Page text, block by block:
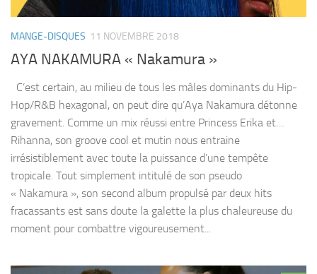
MANGE-DISQUES 11 NOVEMBRE 2018
AYA NAKAMURA « Nakamura »
C’est certain, au milieu de tous les mâles dominants du Hip-
Hop/R&B hexagonal, on peut dire qu’Aya Nakamura détonne
gravement. Comme un mix réussi entre Princess Erika et…
Rihanna, son groove cool et mutin nous entraine
irrésistiblement avec toute la puissance d’une tempête
tropicale. Tout simplement intitulé de son pseudo
« Nakamura », son second album propulsé par deux hits
fracassants est sans doute la galette la plus chaleureuse du
moment pour combattre vigoureusement...